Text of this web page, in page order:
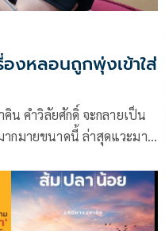
องหลอนถูกพุ่งเข้าใส่
กมายขนาดนี้ ล่าสุดแวะมา
3 พร้อมมานั่งแชร์
งราวลี้ลับที่ชวนขนหัวลุกให้